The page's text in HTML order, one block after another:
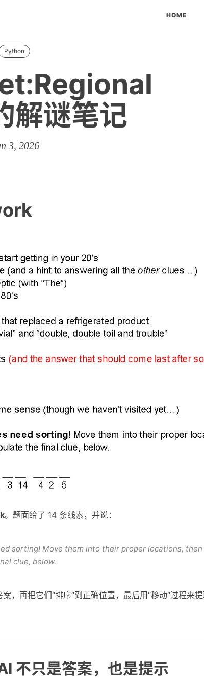
HOME
Python
谜笔记
3, 2026
。题面给了 14 条线索，并说：
sorting! Move them into their proper locations, then
clue, below.
，再把它们“排序”到正确位置，最后用“移动”过程来
不只是答案，也是提示